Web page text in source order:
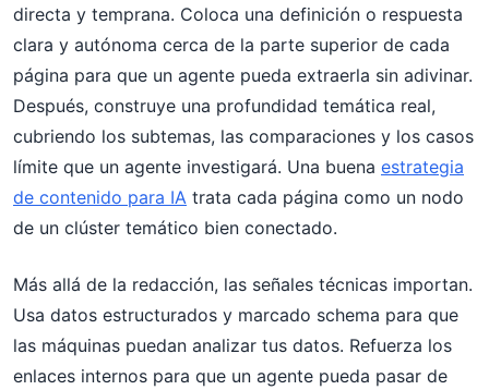
directa y temprana. Coloca una definición o respuesta
clara y autónoma cerca de la parte superior de cada
página para que un agente pueda extraerla sin adivinar.
Después, construye una profundidad temática real,
cubriendo los subtemas, las comparaciones y los casos
límite que un agente investigará. Una buena estrategia
de contenido para IA trata cada página como un nodo
de un clúster temático bien conectado.
Más allá de la redacción, las señales técnicas importan.
Usa datos estructurados y marcado schema para que
las máquinas puedan analizar tus datos. Refuerza los
enlaces internos para que un agente pueda pasar de